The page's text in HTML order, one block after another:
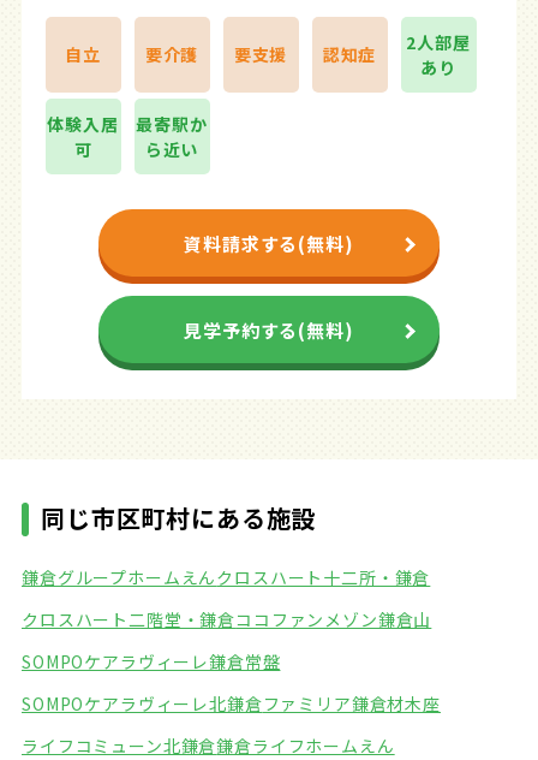
自立 要介護 要支援 認知症
2人部屋
あり
体験入居
可
最寄駅か
ら近い
資料請求する(無料)
見学予約する(無料)
同じ市区町村にある施設
鎌倉グループホームえんクロスハート十二所・鎌倉
クロスハート二階堂・鎌倉ココファンメゾン鎌倉山
SOMPOケアラヴィーレ鎌倉常盤
SOMPOケアラヴィーレ北鎌倉ファミリア鎌倉材木座
ライフコミューン北鎌倉鎌倉ライフホームえん